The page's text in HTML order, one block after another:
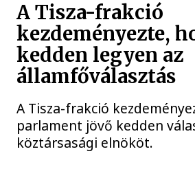
A Tisza-frakció
kezdeményezte,
kedden legyen az
államfőválasztás
A Tisza-frakció
parlament jövő kedden
köztársasági elnököt.